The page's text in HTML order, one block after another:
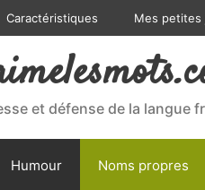
Caractéristiques Mes petites
et défense de la langue
Humour Noms propres